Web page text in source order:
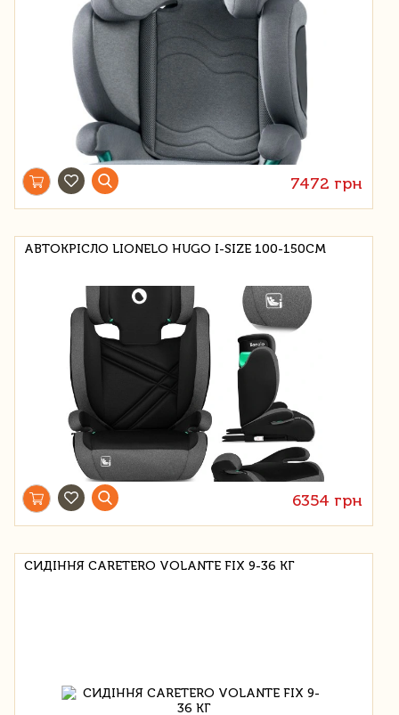
7472 грн
АВТОКРІСЛО LIONELO HUGO I-SIZE 100-150СМ
6354 грн
СИДІННЯ CARETERO VOLANTE FIX 9-36 КГ